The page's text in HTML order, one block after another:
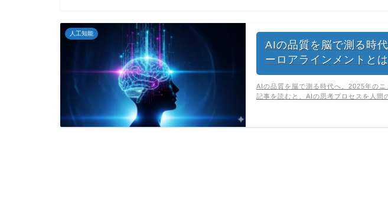
人工知能
AIの品質を脳で測る時
ーロアラインメントとは
AIの品質を脳で測る時代へ。2025年の
記事を読むと、AIの思考プロセスを人間